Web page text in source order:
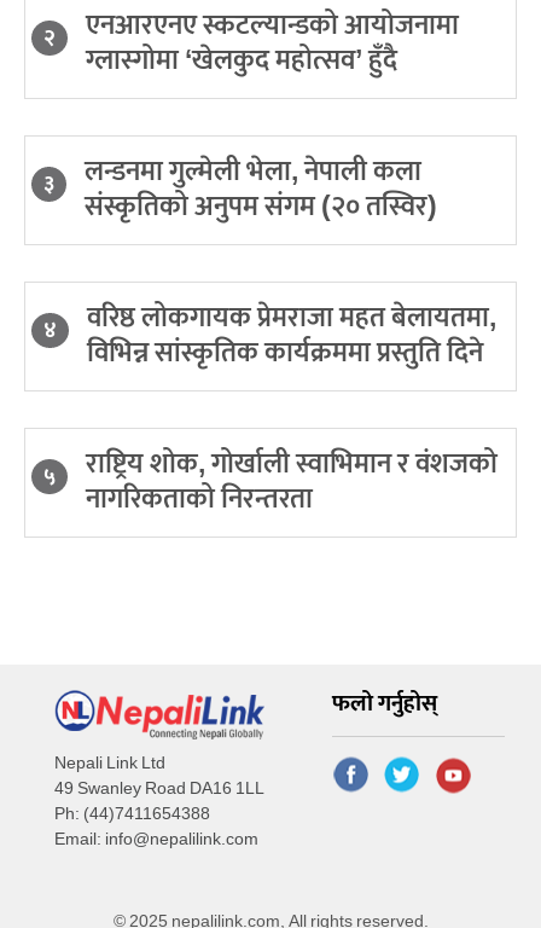
२ एनआरएनए स्कटल्यान्डको आयोजनामा
ग्लास्गोमा ‘खेलकुद महोत्सव’ हुँदै
३ लन्डनमा गुल्मेली भेला, नेपाली कला
संस्कृतिको अनुपम संगम (२० तस्विर)
४ वरिष्ठ लोकगायक प्रेमराजा महत बेलायतमा,
विभिन्न सांस्कृतिक कार्यक्रममा प्रस्तुति दिने
५ राष्ट्रिय शोक, गोर्खाली स्वाभिमान र वंशजको
नागरिकताको निरन्तरता
Nepali Link Ltd
49 Swanley Road DA16 1LL
Ph: (44)7411654388
Email: info@nepalilink.com
फलो गर्नुहोस्
© 2025 nepalilink.com, All rights reserved.